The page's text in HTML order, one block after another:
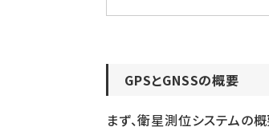
GPSとGNSSの概要
まず、衛星測位システムの